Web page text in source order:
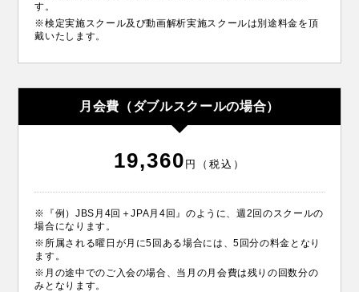
す。
※検定実施スクール及び動画解析実施スクールは別途料金を頂
戴いたします。
月会費（ダブルスクールの場合）
19,360 円（税込）
※『例）JBS月4回＋JPA月4回』のように、週2回のスクールの
場合になります。
※所属される曜日が月に5回ある場合には、5回分の料金となり
ます。
※月の途中でのご入会の場合、当月の月会費は残りの回数分の
みとなります。